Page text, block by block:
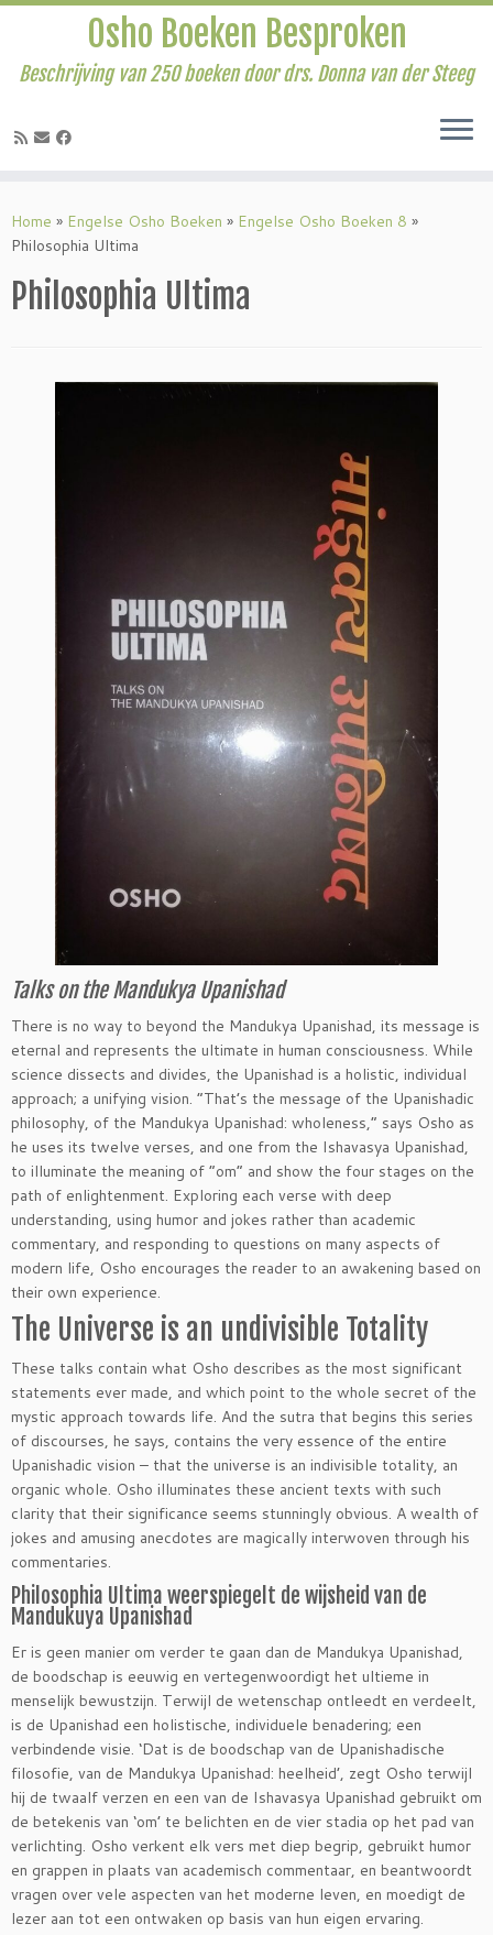
naar
inhoud
Osho Boeken Besproken
Beschrijving van 250 boeken door drs. Donna van der Steeg
Home » Engelse Osho Boeken » Engelse Osho Boeken 8 »
Philosophia Ultima
Philosophia Ultima
Talks on the Mandukya Upanishad
There is no way to beyond the Mandukya Upanishad, its message is
eternal and represents the ultimate in human consciousness. While
science dissects and divides, the Upanishad is a holistic, individual
approach; a unifying vision. “That’s the message of the Upanishadic
philosophy, of the Mandukya Upanishad: wholeness,” says Osho as
he uses its twelve verses, and one from the Ishavasya Upanishad,
to illuminate the meaning of “om” and show the four stages on the
path of enlightenment. Exploring each verse with deep
understanding, using humor and jokes rather than academic
commentary, and responding to questions on many aspects of
modern life, Osho encourages the reader to an awakening based on
their own experience.
The Universe is an undivisible Totality
These talks contain what Osho describes as the most significant
statements ever made, and which point to the whole secret of the
mystic approach towards life. And the sutra that begins this series
of discourses, he says, contains the very essence of the entire
Upanishadic vision – that the universe is an indivisible totality, an
organic whole. Osho illuminates these ancient texts with such
clarity that their significance seems stunningly obvious. A wealth of
jokes and amusing anecdotes are magically interwoven through his
commentaries.
Philosophia Ultima weerspiegelt de wijsheid van de
Mandukuya Upanishad
Er is geen manier om verder te gaan dan de Mandukya Upanishad,
de boodschap is eeuwig en vertegenwoordigt het ultieme in
menselijk bewustzijn. Terwijl de wetenschap ontleedt en verdeelt,
is de Upanishad een holistische, individuele benadering; een
verbindende visie. ‘Dat is de boodschap van de Upanishadische
filosofie, van de Mandukya Upanishad: heelheid’, zegt Osho terwijl
hij de twaalf verzen en een van de Ishavasya Upanishad gebruikt om
de betekenis van ‘om’ te belichten en de vier stadia op het pad van
verlichting. Osho verkent elk vers met diep begrip, gebruikt humor
en grappen in plaats van academisch commentaar, en beantwoordt
vragen over vele aspecten van het moderne leven, en moedigt de
lezer aan tot een ontwaken op basis van hun eigen ervaring.